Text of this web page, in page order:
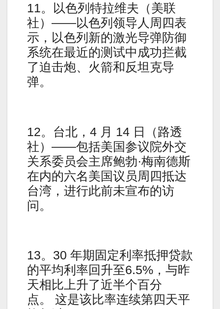
11。以色列特拉维夫（美联
社）——以色列领导人周四表
示，以色列新的激光导弹防御
系统在最近的测试中成功拦截
了迫击炮、火箭和反坦克导
弹。
12。台北，4 月 14 日（路透
社）——包括美国参议院外交
关系委员会主席鲍勃·梅南德斯
在内的六名美国议员周四抵达
台湾，进行此前未宣布的访
问。
13。30 年期固定利率抵押贷款
的平均利率回升至6.5%，与昨
天相比上升了近半个百分
点。 这是该比率连续第四天平